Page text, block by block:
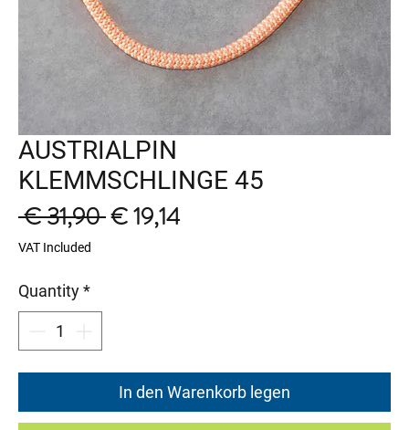
AUSTRIALPIN
KLEMMSCHLINGE 45
€ 31,90 Regular
€ 19,14Sale
VAT Included
Quantity*
In den Warenkorb legen